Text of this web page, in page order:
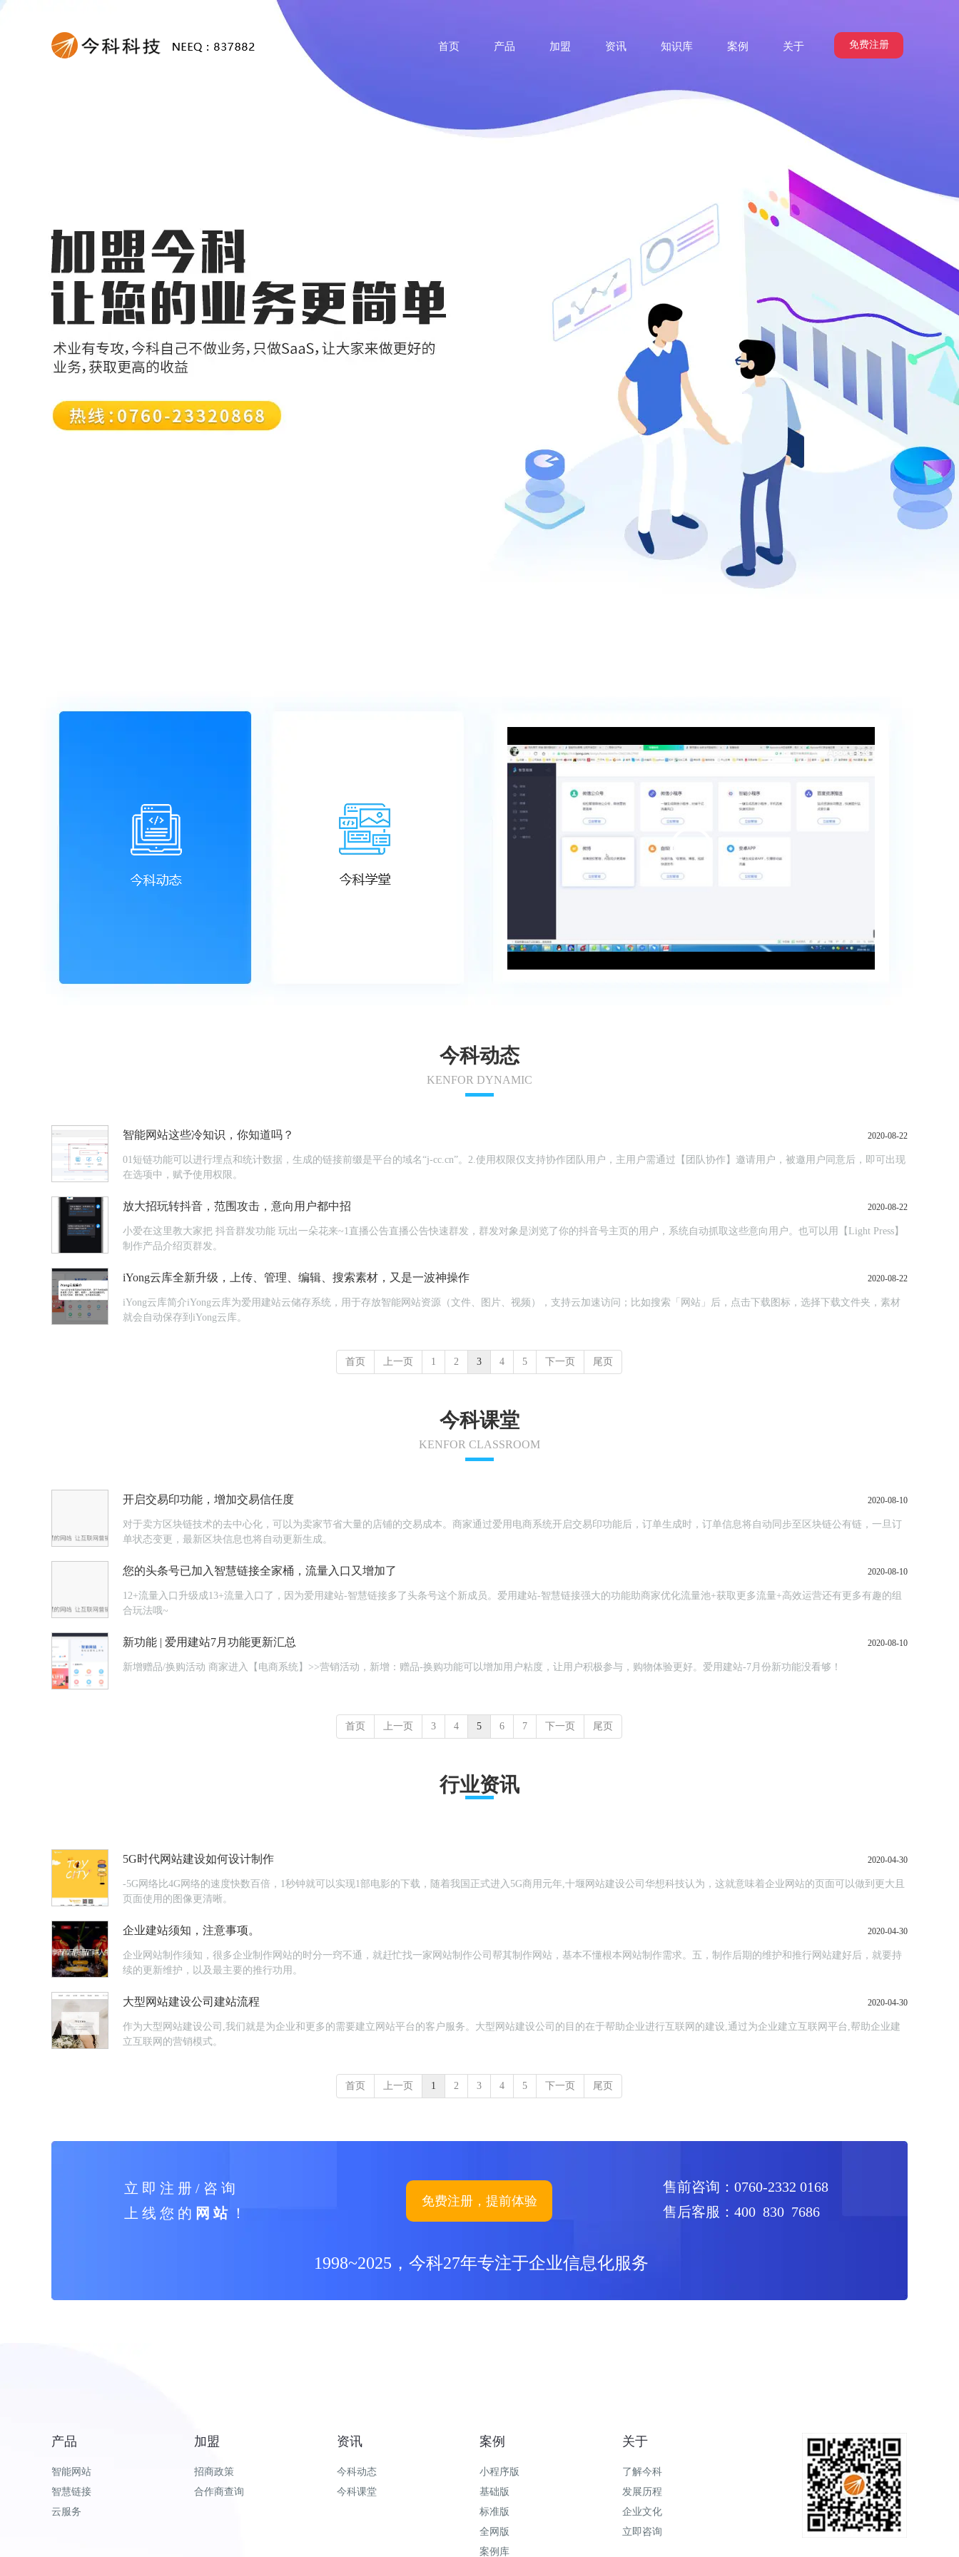
免费注册
首页 产品 加盟 资讯 知识库 案例 关于
今科动态
KENFOR DYNAMIC
智能网站这些冷知识，你知道吗？ 2020-08-22
01短链功能可以进行埋点和统计数据，生成的链接前缀是平台的域名“j-cc.cn”。2.使用权限仅支持协作团队用户，主用户需通过【团队协作】邀请用户，被邀用户同意后，即可出现
在选项中，赋予使用权限。
放大招玩转抖音，范围攻击，意向用户都中招 2020-08-22
小爱在这里教大家把 抖音群发功能 玩出一朵花来~1直播公告直播公告快速群发，群发对象是浏览了你的抖音号主页的用户，系统自动抓取这些意向用户。也可以用【Light Press】
制作产品介绍页群发。
iYong云库全新升级，上传、管理、编辑、搜索素材，又是一波神操作 2020-08-22
iYong云库简介iYong云库为爱用建站云储存系统，用于存放智能网站资源（文件、图片、视频），支持云加速访问；比如搜索「网站」后，点击下载图标，选择下载文件夹，素材
就会自动保存到iYong云库。
首页 上一页 1 2 3 4 5 下一页 尾页
今科课堂
KENFOR CLASSROOM
开启交易印功能，增加交易信任度 2020-08-10
对于卖方区块链技术的去中心化，可以为卖家节省大量的店铺的交易成本。商家通过爱用电商系统开启交易印功能后，订单生成时，订单信息将自动同步至区块链公有链，一旦订
单状态变更，最新区块信息也将自动更新生成。
您的头条号已加入智慧链接全家桶，流量入口又增加了 2020-08-10
12+流量入口升级成13+流量入口了，因为爱用建站-智慧链接多了头条号这个新成员。爱用建站-智慧链接强大的功能助商家优化流量池+获取更多流量+高效运营还有更多有趣的组
合玩法哦~
新功能 | 爱用建站7月功能更新汇总 2020-08-10
新增赠品/换购活动 商家进入【电商系统】>>营销活动，新增：赠品-换购功能可以增加用户粘度，让用户积极参与，购物体验更好。爱用建站-7月份新功能没看够！
首页 上一页 3 4 5 6 7 下一页 尾页
行业资讯
5G时代网站建设如何设计制作 2020-04-30
-5G网络比4G网络的速度快数百倍，1秒钟就可以实现1部电影的下载，随着我国正式进入5G商用元年,十堰网站建设公司华想科技认为，这就意味着企业网站的页面可以做到更大且
页面使用的图像更清晰。
企业建站须知，注意事项。 2020-04-30
企业网站制作须知，很多企业制作网站的时分一窍不通，就赶忙找一家网站制作公司帮其制作网站，基本不懂根本网站制作需求。五，制作后期的维护和推行网站建好后，就要持
续的更新维护，以及最主要的推行功用。
大型网站建设公司建站流程 2020-04-30
作为大型网站建设公司,我们就是为企业和更多的需要建立网站平台的客户服务。大型网站建设公司的目的在于帮助企业进行互联网的建设,通过为企业建立互联网平台,帮助企业建
立互联网的营销模式。
首页 上一页 1 2 3 4 5 下一页 尾页
售前咨询：0760-2332 0168
售后客服：400 830 7686
1998~2025，今科27年专注于企业信息化服务
立 即 注 册 / 咨 询
上 线 您 的 网 站！
免费注册，提前体验
产品
智能网站
智慧链接
云服务
加盟
招商政策
合作商查询
资讯
今科动态
今科课堂
案例
小程序版
基础版
标准版
全网版
案例库
关于
了解今科
发展历程
企业文化
立即咨询